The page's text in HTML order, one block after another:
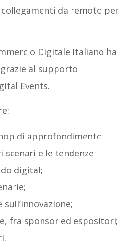
collegamenti da remoto per
Digitale Italiano ha
al supporto
Events.
di approfondimento
scenari e le tendenze
digital;
fra sponsor ed espositori;